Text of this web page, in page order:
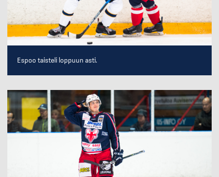
Espoo taisteli loppuun asti.